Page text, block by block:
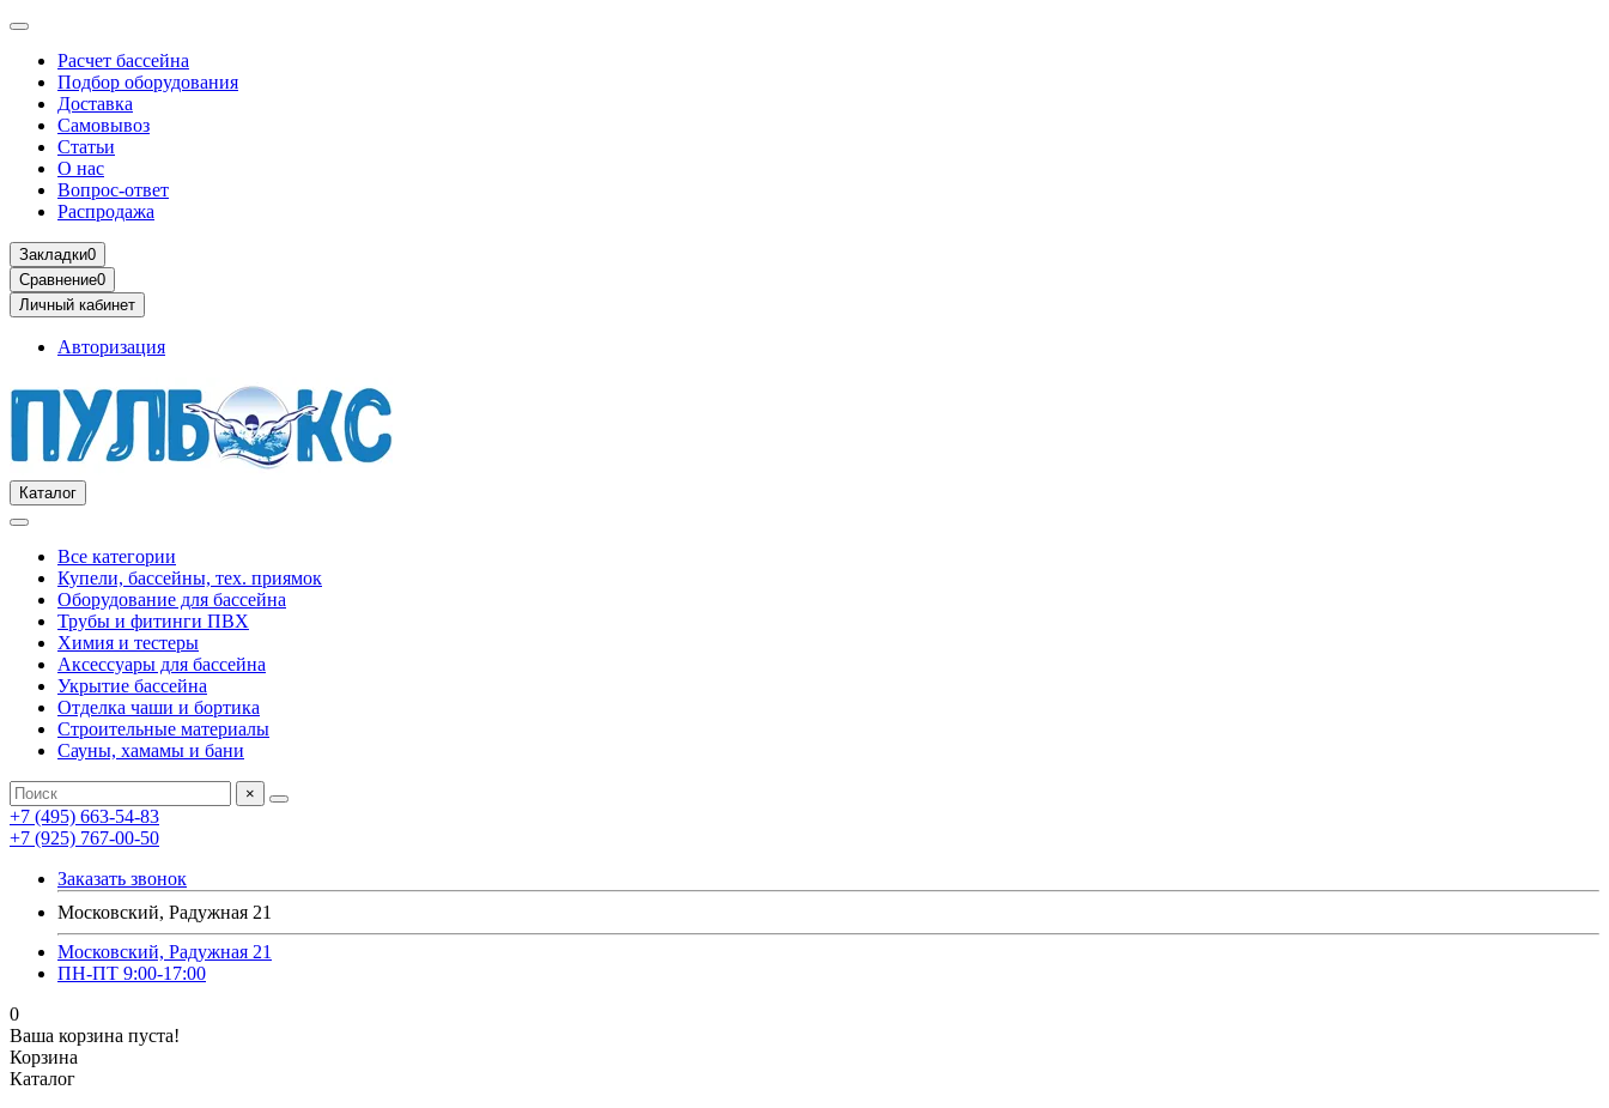
Расчет бассейна
Подбор оборудования
Доставка
Самовывоз
Статьи
О нас
Вопрос-ответ
Распродажа
Закладки0
Сравнение0
Личный кабинет
Авторизация
Каталог
Все категории
Купели, бассейны, тех. приямок
Оборудование для бассейна
Трубы и фитинги ПВХ
Химия и тестеры
Аксессуары для бассейна
Укрытие бассейна
Отделка чаши и бортика
Строительные материалы
Сауны, хамамы и бани
×
+7 (495) 663-54-83
+7 (925) 767-00-50
Заказать звонок
Московский, Радужная 21
Московский, Радужная 21
ПН-ПТ 9:00-17:00
0
Ваша корзина пуста!
Корзина
Каталог